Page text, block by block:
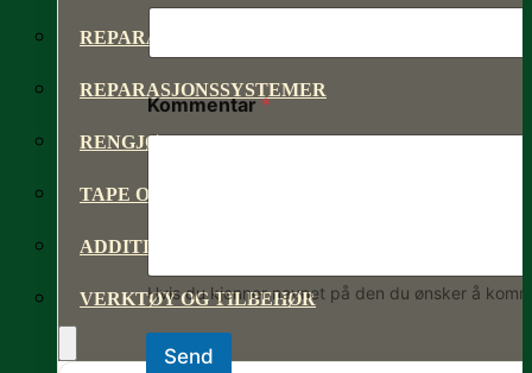
REPARASJONSPRODUKTER
REPARASJONSSYSTEMER
RENGJØRING OG POLISH
TAPE OG SELVKLEBENDE
ADDITIVER
VERKTØY OG TILBEHØR
Kommentar*
Hvis du kjenner navnet på den du ønsker å
Send